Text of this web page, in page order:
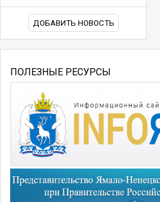
ДОБАВИТЬ НОВОСТЬ
ПОЛЕЗНЫЕ РЕСУРСЫ